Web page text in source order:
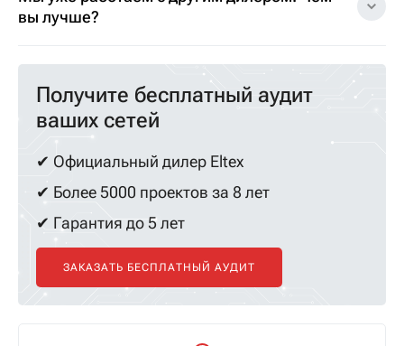
вы лучше?
Получите бесплатный аудит
ваших сетей
✔ Официальный дилер Eltex
✔ Более 5000 проектов за 8 лет
✔ Гарантия до 5 лет
ЗАКАЗАТЬ БЕСПЛАТНЫЙ АУДИТ